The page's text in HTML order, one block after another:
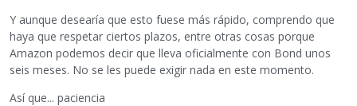
Y aunque desearía que esto fuese más rápido, comprendo que
haya que respetar ciertos plazos, entre otras cosas porque
Amazon podemos decir que lleva oficialmente con Bond unos
seis meses. No se les puede exigir nada en este momento.
Así que... paciencia